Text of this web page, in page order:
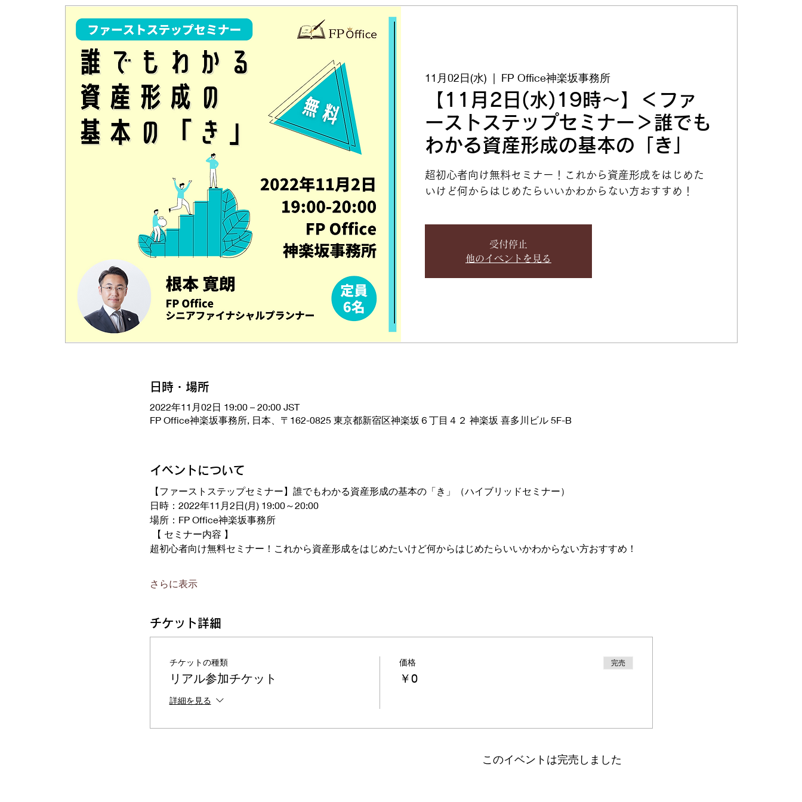
11月02日(水)
  |
FP Office神楽坂事務所
【11月2日(水)19時～】＜ファ
ーストステップセミナー＞誰でも
わかる資産形成の基本の「き」
超初心者向け無料セミナー！これから資産形成をはじめた
いけど何からはじめたらいいかわからない方おすすめ！
受付停止
他のイベントを見る
日時・場所
2022年11月02日 19:00 – 20:00 JST
FP Office神楽坂事務所, 日本、〒162-0825 東京都新宿区神楽坂６丁目４２ 神楽坂 喜多川ビル 5F-B
イベントについて
【ファーストステップセミナー】誰でもわかる資産形成の基本の「き」（ハイブリッドセミナー）
日時：2022年11月2日(月) 19:00～20:00
場所：FP Office神楽坂事務所
【 セミナー内容 】
超初心者向け無料セミナー！これから資産形成をはじめたいけど何からはじめたらいいかわからない方おすすめ！
さらに表示
チケット詳細
チケットの種類
リアル参加チケット
詳細を見る
価格
￥0
完売
このイベントは完売しました